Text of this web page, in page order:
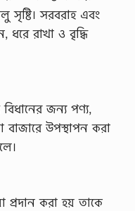
সৃষ্টি। সরবরাহ এবং
ধরে রাখা ও বৃদ্ধি
বিধানের জন্য পণ্য,
বাজারে উপস্থাপন করা
প্রদান করা হয় তাকে